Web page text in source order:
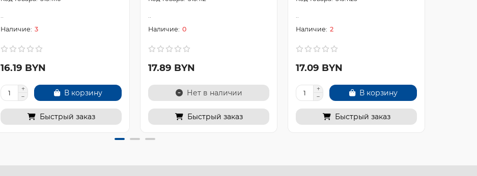
3
16.19 BYN
В корзину
Быстрый заказ
0
17.89 BYN
Нет в наличии
Быстрый заказ
2
17.09 BYN
В корзину
Быстрый заказ